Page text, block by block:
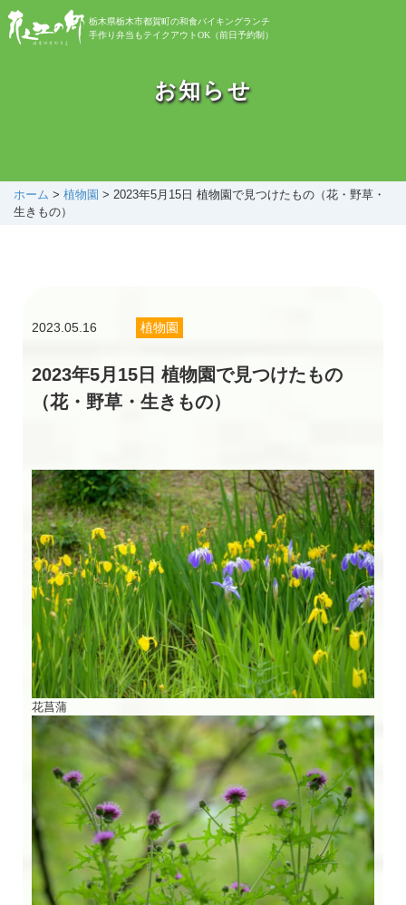
栃木県栃木市都賀町の和食バイキングランチ
手作り弁当もテイクアウトOK（前日予約制）
お知らせ
お弁当
アクセス
閉じる
お知らせ
ホーム > 植物園 > 2023年5月15日 植物園で見つけたもの（花・野草・
生きもの）
2023.05.16 植物園
2023年5月15日 植物園で見つけたもの
（花・野草・生きもの）
花菖蒲